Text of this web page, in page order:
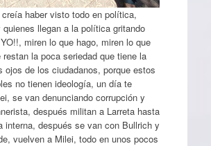
creía haber visto todo en política,
quienes llegan a la política gritando
YO!!, miren lo que hago, miren lo que
la poca seriedad que tiene la
ojos de los ciudadanos, porque estos
no tienen ideología, un día te
se van denunciando corrupción y
después militan a Larreta hasta
interna, después se van con Bullrich y
vuelven a Milei, todo en unos pocos